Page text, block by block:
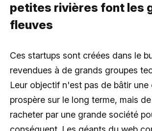
petites rivières font les
fleuves
Ces startups sont créées dans le
revendues à de grands groupes
Leur objectif n'est pas de bâtir une
prospère sur le long terme, mais
racheter par une grande société